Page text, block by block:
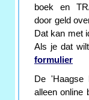
boek en
door geld
Dat kan met
Als je dat
formulier
De 'Haagse
alleen online